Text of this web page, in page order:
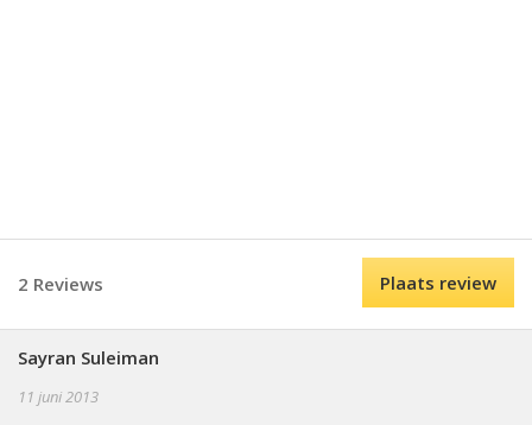
2 Reviews Plaats review
Sayran Suleiman
11 juni 2013